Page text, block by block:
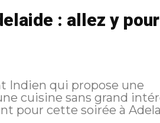
: allez y pour
Indien qui propose une
grand intérêt ni